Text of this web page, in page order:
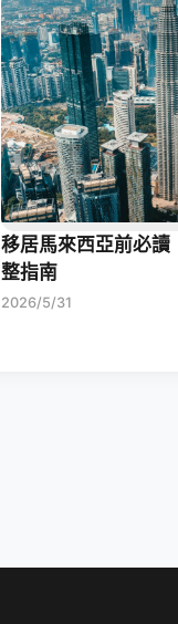
移居馬來西亞前必
整指南
2026/5/31